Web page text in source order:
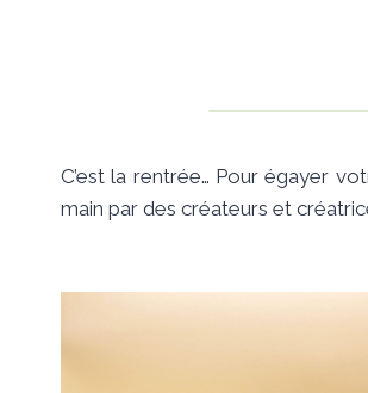
C’est la rentrée… Pour égayer
main par des créateurs et